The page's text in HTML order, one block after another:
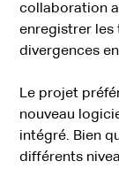
collaboration
enregistrer les
divergences
Le projet
nouveau
intégré. Bien
différents